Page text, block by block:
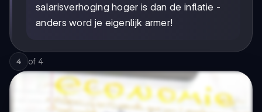
salarisverhoging hoger is dan de inflatie -
anders word je eigenlijk armer!
4 of 4